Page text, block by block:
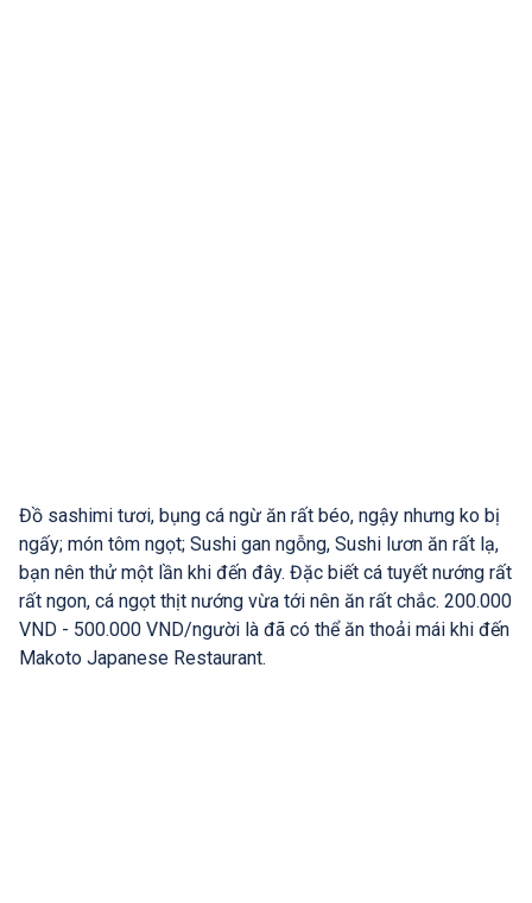
Đồ sashimi tươi, bụng cá ngừ ăn rất béo, ngậy nhưng ko bị
ngấy; món tôm ngọt; Sushi gan ngỗng, Sushi lươn ăn rất lạ,
bạn nên thử một lần khi đến đây. Đặc biết cá tuyết nướng rất
rất ngon, cá ngọt thịt nướng vừa tới nên ăn rất chắc. 200.000
VND - 500.000 VND/người là đã có thể ăn thoải mái khi đến
Makoto Japanese Restaurant.